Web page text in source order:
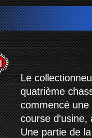
Le
quatrième
commencé
course d'usine,
Une partie de